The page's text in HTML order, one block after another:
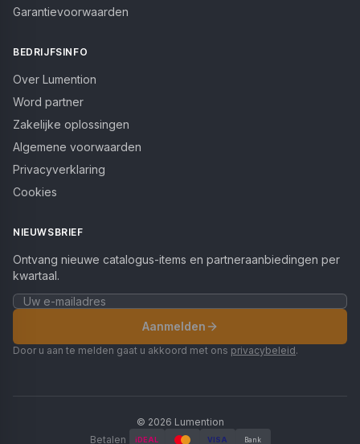
Garantievoorwaarden
BEDRIJFSINFO
Over Lumention
Word partner
Zakelijke oplossingen
Algemene voorwaarden
Privacyverklaring
Cookies
NIEUWSBRIEF
Ontvang nieuwe catalogus-items en partneraanbiedingen per
kwartaal.
Aanmelden
Door u aan te melden gaat u akkoord met ons privacybeleid.
© 2026 Lumention
Betalen
iDEAL VISA Bank